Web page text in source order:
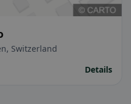
Switzerland
Details